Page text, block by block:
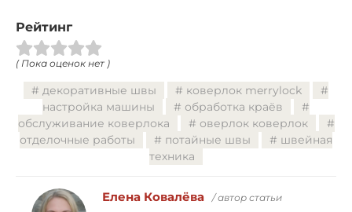
Рейтинг
( Пока оценок нет )
декоративные швы
коверлок merrylock
настройка машины
обработка краёв
обслуживание коверлока
оверлок коверлок
отделочные работы
потайные швы
швейная
техника
Елена Ковалёва / автор статьи